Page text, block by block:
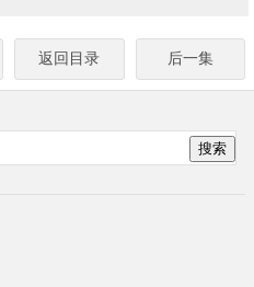
返回目录 后一集